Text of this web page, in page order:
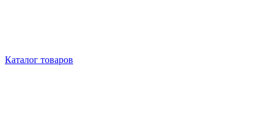
Каталог товаров